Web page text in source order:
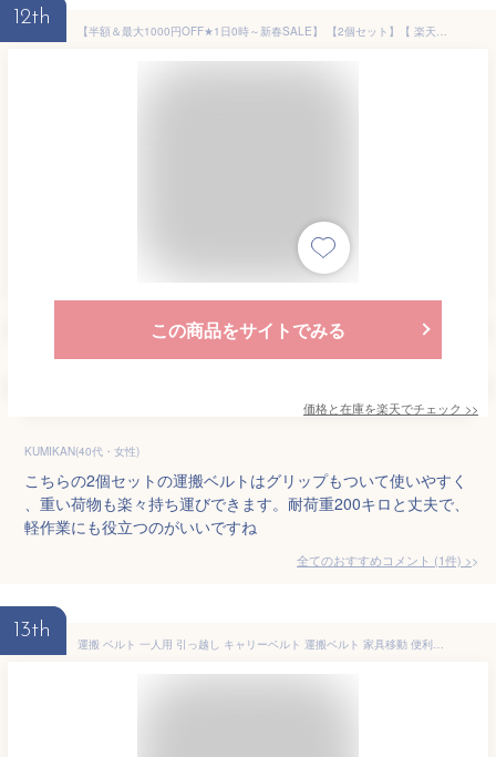
12th
【半額＆最大1000円OFF★1日0時～新春SALE】 【2個セット】【 楽天1位 】 引越し ベルト 運搬 引っ越し グリップ付き 運搬ベルト 荷物 荷物運び 運ぶ 軽作業 サポート 作業 移動 模様替え 引越しベルト グリップ 200kg アウトドア 新生活 マットレス タンス ベッドテレビ ダ
この商品をサイトでみる
価格と在庫を楽天でチェック >>
KUMIKAN(40代・女性)
こちらの2個セットの運搬ベルトはグリップもついて使いやすく
、重い荷物も楽々持ち運びできます。耐荷重200キロと丈夫で、
軽作業にも役立つのがいいですね
全てのおすすめコメント (1件) >
13th
運搬 ベルト 一人用 引っ越し キャリーベルト 運搬ベルト 家具移動 便利グッズ 冷蔵庫 運搬ベルト 家具移動 重たい荷物を楽々運べる 耐荷